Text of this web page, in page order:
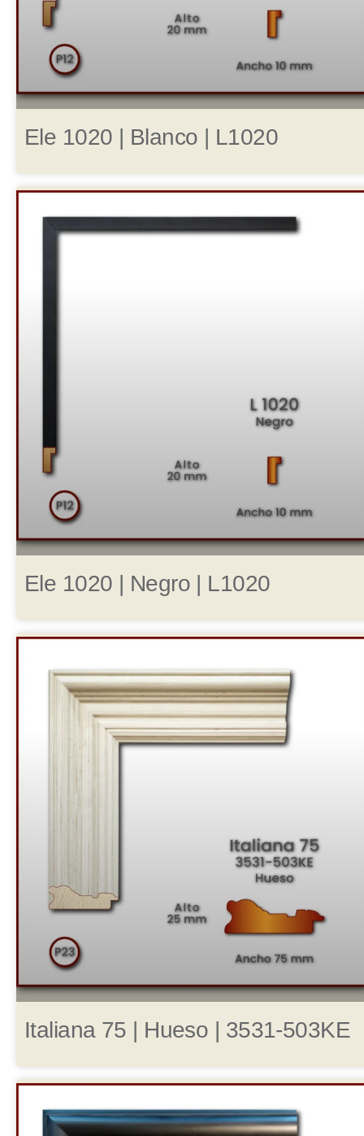
Ele 1020 | Blanco | L1020
Ele 1020 | Negro | L1020
Italiana 75 | Hueso | 3531-503KE